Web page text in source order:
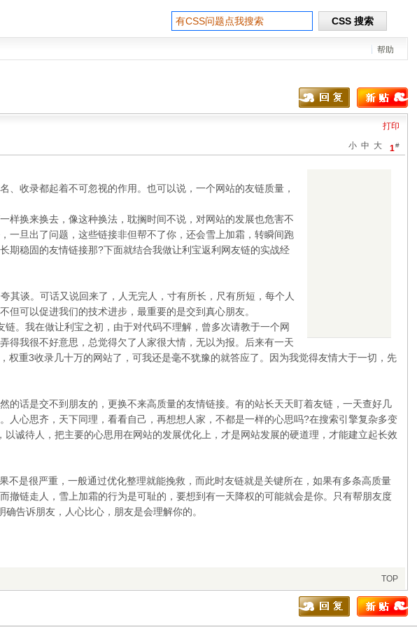
帮助
打印
1#
大
中
小
收录都起着不可忽视的作用。也可以说，一个网站的友链质量，
样换来换去，像这种换法，耽搁时间不说，对网站的发展也危害不
一旦出了问题，这些链接非但帮不了你，还会雪上加霜，转瞬间跑
期稳固的友情链接那?下面就结合我做让利宝返利网友链的实战经
其谈。可话又说回来了，人无完人，寸有所长，尺有所短，每个人
可以促进我们的技术进步，最重要的是交到真心朋友。
。我在做让利宝之初，由于对代码不理解，曾多次请教于一个网
得我很不好意思，总觉得欠了人家很大情，无以为报。后来有一天
重3收录几十万的网站了，可我还是毫不犹豫的就答应了。因为我觉得友情大于一切，先
话是交不到朋友的，更换不来高质量的友情链接。有的站长天天盯着友链，一天查好几
心思齐，天下同理，看看自己，再想想人家，不都是一样的心思吗?在搜索引擎复杂多变
诚待人，把主要的心思用在网站的发展优化上，才是网站发展的硬道理，才能建立起长效
是很严重，一般通过优化整理就能挽救，而此时友链就是关键所在，如果有多条高质量
链走人，雪上加霜的行为是可耻的，要想到有一天降权的可能就会是你。只有帮朋友度
告诉朋友，人心比心，朋友是会理解你的。
TOP